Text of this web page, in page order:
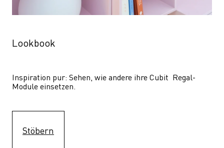
Lookbook
Inspiration pur: Sehen, wie andere ihre Cubit  Regal-
Module einsetzen.
Stöbern